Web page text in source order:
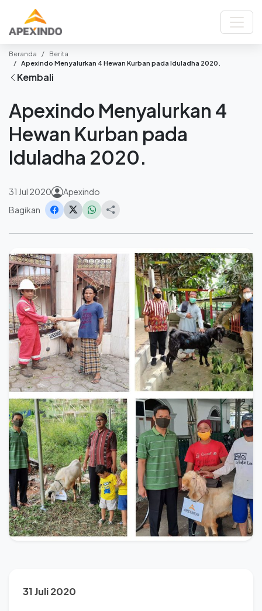
Beranda
Berita
Apexindo Menyalurkan 4 Hewan Kurban pada Iduladha 2020.
Kembali
Apexindo Menyalurkan 4
Hewan Kurban pada
Iduladha 2020.
31 Jul 2020
Apexindo
Bagikan
31 Juli 2020